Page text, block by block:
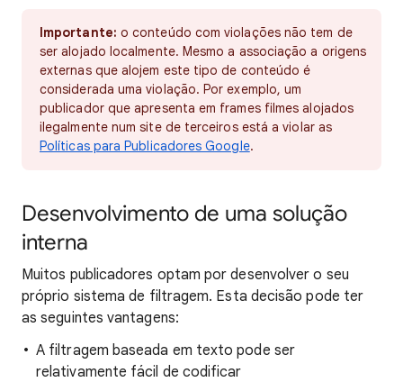
Importante: o conteúdo com violações não tem de
ser alojado localmente. Mesmo a associação a origens
externas que alojem este tipo de conteúdo é
considerada uma violação. Por exemplo, um
publicador que apresenta em frames filmes alojados
ilegalmente num site de terceiros está a violar as
Políticas para Publicadores Google.
Desenvolvimento de uma solução
interna
Muitos publicadores optam por desenvolver o seu
próprio sistema de filtragem. Esta decisão pode ter
as seguintes vantagens:
A filtragem baseada em texto pode ser
relativamente fácil de codificar